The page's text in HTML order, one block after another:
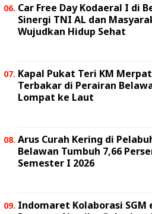
Car Free Day Kodaeral I di
Sinergi TNI AL dan
Wujudkan Hidup Sehat
Kapal Pukat Teri KM
Terbakar di Perairan
Lompat ke Laut
Arus Curah Kering di
Belawan Tumbuh 7,66
Semester I 2026
Indomaret Kolaborasi SGM